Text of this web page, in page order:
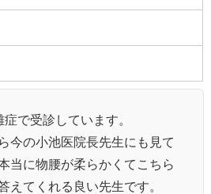
で受診しています。
今の小池医院長先生にも見て
当に物腰が柔らかくてこちら
えてくれる良い先生です。